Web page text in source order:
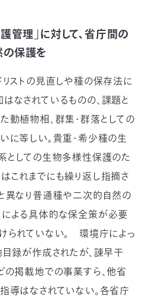
管理」に対して、省庁間の
の保護を
リストの見直しや種の保存法に
なされているものの、課題と
動植物相、群集・群落としての
に等しい。貴重・希少種の生
としての生物多様性保護のた
これまでにも繰り返し指摘さ
異なり普通種や二次的自然の
よる具体的な保全策が必要
られていない。 環境庁によっ
目録が作成されたが、諫早干
の掲載地での事業すら、他省
導はなされていない。各省庁